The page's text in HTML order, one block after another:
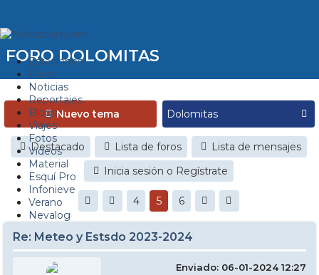
Estaciones
Foros
Noticias
Reportajes
Blogs
Viajes
Fotos
Videos
Material
Esquí Pro
Infonieve
Verano
Nevalog
FORO DOLOMITAS
Nuevo tema
Destacado Lista de foros
Lista de mensajes
Inicia sesión o Regístrate
4 5 6
Re: Meteo y Estsdo 2023-2024
Enviado: 06-01-2024 12:27